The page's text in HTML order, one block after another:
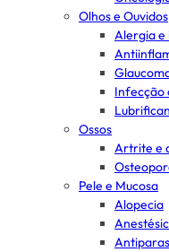
Olhos e Ouvidos
Alergia e
Infecção
Ossos
Artrite e
Pele e Mucosa
Alopecia